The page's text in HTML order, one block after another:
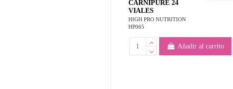
CARNIPURE 24
VIALES
HIGH PRO NUTRITION
HP065
Añadir al carrito